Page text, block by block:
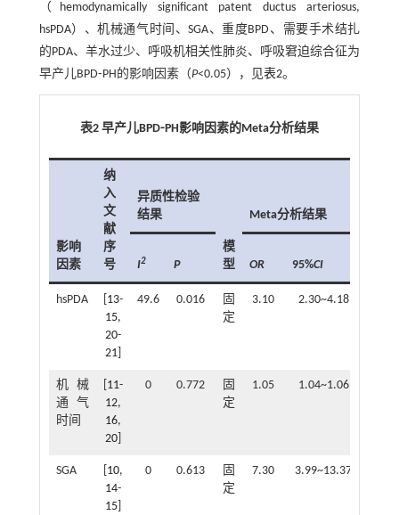
（hemodynamically significant patent ductus arteriosus,
hsPDA）、机械通气时间、SGA、重度BPD、需要手术结扎
的PDA、羊水过少、呼吸机相关性肺炎、呼吸窘迫综合征为
早产儿BPD⁃PH的影响因素（P<0.05），见表2。
表2 早产儿BPD⁃PH影响因素的Meta分析结果
影响
因素
纳
入
文
献
序
号
异质性检验
结果
模
型
Meta分析结果
I2 P OR 95%CI
hsPDA 13-
15,
20-
21]
49.6 0.016
固
定
3.10 2.30~4.18
机械
通气
时间
11-
12,
16,
20]
0 0.772
固
定
1.05 1.04~1.06
SGA 10,
14-
15]
0 0.613
固
定
7.30 3.99~13.37